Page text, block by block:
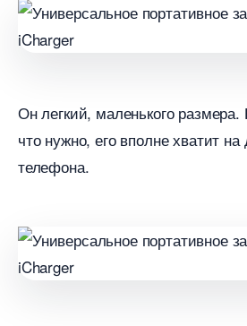
Он легкий, маленького
что нужно, его вполне хватит на
телефона.